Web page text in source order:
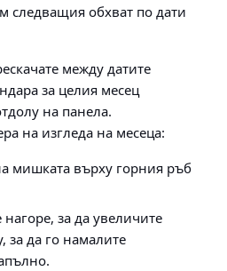
следващия обхват по дати
между датите
за целия месец
на панела.
на изгледа на месеца:
мишката върху горния ръб
за да увеличите
за да го намалите